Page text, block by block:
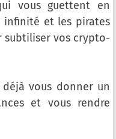
vous guettent en
infinité et les pirates
subtiliser vos crypto-
vous donner un
et vous rendre